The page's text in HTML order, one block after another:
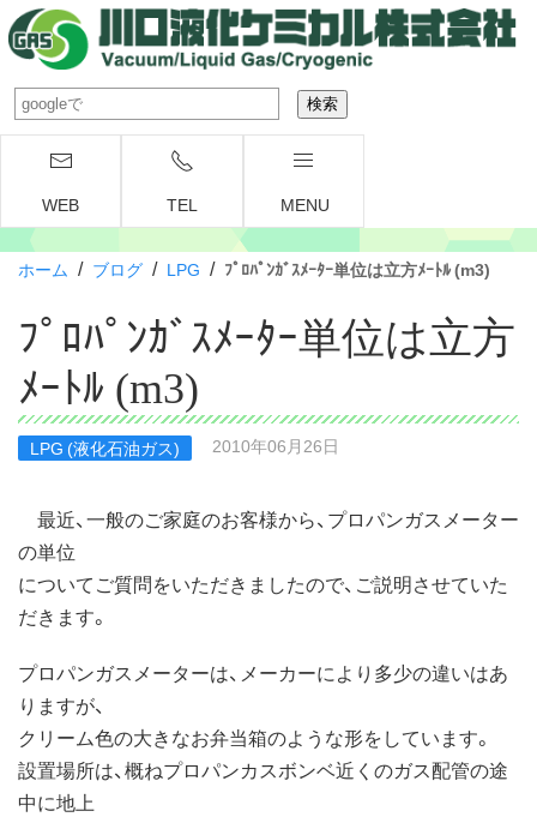
WEB TEL MENU
ホーム / ブログ / LPG / ﾌﾟﾛﾊﾟﾝｶﾞｽﾒｰﾀｰ単位は立方ﾒｰﾄﾙ (m3)
ﾌﾟﾛﾊﾟﾝｶﾞｽﾒｰﾀｰ単位は立方
ﾒｰﾄﾙ (m3)
LPG (液化石油ガス) 2010年06月26日
最近、一般のご家庭のお客様から、プロパンガスメーター
の単位
についてご質問をいただきましたので、ご説明させていた
だきます。
プロパンガスメーターは、メーカーにより多少の違いはあ
りますが、
クリーム色の大きなお弁当箱のような形をしています。
設置場所は、概ねプロパンカスボンベ近くのガス配管の途
中に地上